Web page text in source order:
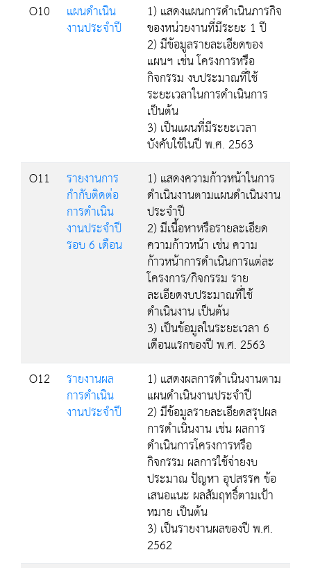
O10
แผนดำเนิน
งานประจำปี
1) แสดงแผนการดำเนินภารกิจ
ของหน่วยงานที่มีระยะ 1 ปี
2) มีข้อมูลรายละเอียดของ
แผนฯ เช่น โครงการหรือ
กิจกรรม งบประมาณที่ใช้
ระยะเวลาในการดำเนินการ
เป็นต้น
3) เป็นแผนที่มีระยะเวลา
บังคับใช้ในปี พ.ศ. 2563
O11
รายงานการ
กำกับติดต่อ
การดำเนิน
งานประจำปี
รอบ 6 เดือน
1) แสดงความก้าวหน้าในการ
ดำเนินงานตามแผนดำเนินงาน
ประจำปี
2) มีเนื้อหาหรือรายละเอียด
ความก้าวหน้า เช่น ความ
ก้าวหน้าการดำเนินการแต่ละ
โครงการ/กิจกรรม ราย
ละเอียดงบประมาณที่ใช้
ดำเนินงาน เป็นต้น
3) เป็นข้อมูลในระยะเวลา 6
เดือนแรกของปี พ.ศ. 2563
O12
รายงานผล
การดำเนิน
งานประจำปี
1) แสดงผลการดำเนินงานตาม
แผนดำเนินงานประจำปี
2) มีข้อมูลรายละเอียดสรุปผล
การดำเนินงาน เช่น ผลการ
ดำเนินการโครงการหรือ
กิจกรรม ผลการใช้จ่ายงบ
ประมาณ ปัญหา อุปสรรค ข้อ
เสนอแนะ ผลสัมฤทธิ์ตามเป้า
หมาย เป็นต้น
3) เป็นรายงานผลของปี พ.ศ.
2562